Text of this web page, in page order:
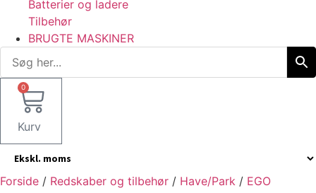
Batterier og ladere
Tilbehør
BRUGTE MASKINER
0
Kurv
Forside / Redskaber og tilbehør / Have/Park / EGO